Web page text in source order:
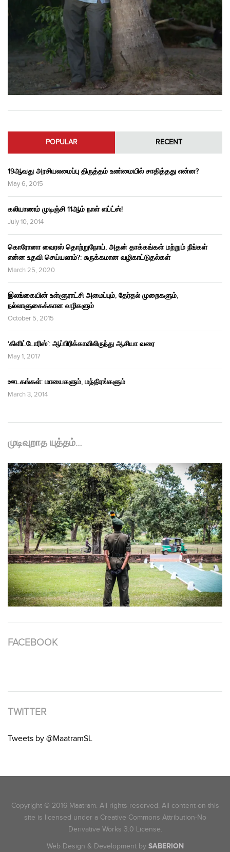
POPULAR RECENT
19ஆவது அரசியலமைப்பு திருத்தம் உண்மையில் சாதித்தது என்ன?
May 6, 2015
கலியாணம் முடிஞ்சி 11ஆம் நாள் எய்ட்ஸ்!
July 10, 2014
கொரோனா வைரஸ் தொற்றுநோய், அதன் தாக்கங்கள் மற்றும் நீங்கள்
என்ன உதவி செய்யலாம்?: சுருக்கமான வழிகாட்டுதல்கள்
March 25, 2020
இலங்கையின் உள்ளூராட்சி அமைப்பும், தேர்தல் முறைகளும்,
நல்லாளுகைக்கான வழிகளும்
October 5, 2015
‘கிளிட்டோரிஸ்’: ஆப்பிரிக்காவிலிருந்து ஆசியா வரை
May 1, 2017
ஊடகங்கள்: மாயைகளும், மந்திரங்களும்
March 3, 2014
முடிவுறாத யுத்தம்…
FACEBOOK
TWITTER
Tweets by @MaatramSL
Copyright © 2016 Maatram. All rights reserved. All content on this
site is licensed under a Creative Commons Attribution-No
Derivative Works 3.0 License.
Web Design & Development by SABERION